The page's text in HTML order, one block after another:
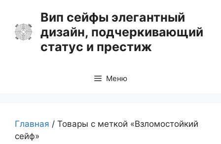
содержимому
Вип сейфы элегантный
дизайн, подчеркивающий
статус и престиж
Меню
Главная / Товары с меткой «Взломостойкий
сейф»